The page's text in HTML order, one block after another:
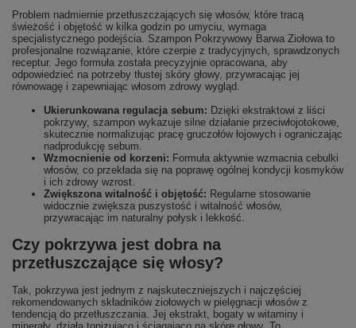
Problem nadmiernie przetłuszczających się włosów, które tracą
świeżość i objętość w kilka godzin po umyciu, wymaga
specjalistycznego podejścia. Szampon Pokrzywowy Barwa Ziołowa to
profesjonalne rozwiązanie, które czerpie z tradycyjnych, sprawdzonych
receptur. Jego formuła została precyzyjnie opracowana, aby
odpowiedzieć na potrzeby tłustej skóry głowy, przywracając jej
równowagę i zapewniając włosom zdrowy wygląd.
Ukierunkowana regulacja sebum: Dzięki ekstraktowi z liści
pokrzywy, szampon wykazuje silne działanie przeciwłojotokowe,
skutecznie normalizując pracę gruczołów łojowych i ograniczając
nadprodukcję sebum.
Wzmocnienie od korzeni: Formuła aktywnie wzmacnia cebulki
włosów, co przekłada się na poprawę ogólnej kondycji kosmyków
i ich zdrowy wzrost.
Zwiększona witalność i objętość: Regularne stosowanie
widocznie zwiększa puszystość i witalność włosów,
przywracając im naturalny połysk i lekkość.
Czy pokrzywa jest dobra na
przetłuszczające się włosy?
Tak, pokrzywa jest jednym z najskuteczniejszych i najczęściej
rekomendowanych składników ziołowych w pielęgnacji włosów z
tendencją do przetłuszczania. Jej ekstrakt, bogaty w witaminy i